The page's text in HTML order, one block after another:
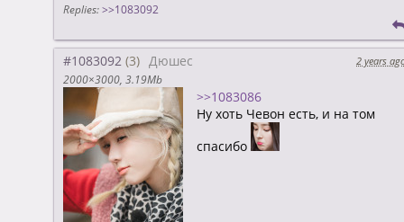
Replies: >>1083092
#1083092 Дюшес
2 years
2000×3000 3.19Mb
>>1083086
Ну хоть Чевон есть, и на том
спасибо